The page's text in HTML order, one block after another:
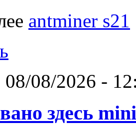
antminer s21
08/08/2026 -
здесь